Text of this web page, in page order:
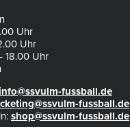
Uhr
Uhr
18.00 Uhr
fussball.de
fussball.de
shop@ssvulm-fussball.de